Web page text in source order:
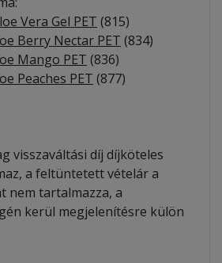
Vera Gel PET (815)
Berry Nectar PET (834)
Mango PET (836)
Peaches PET (877)
visszaváltási díj díjköteles
a feltüntetett vételár a
nem tartalmazza, a
kerül megjelenítésre külön